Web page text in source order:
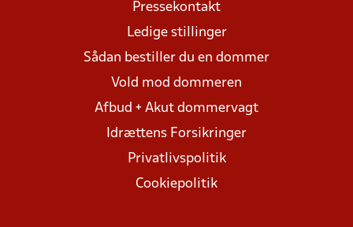
Pressekontakt
Ledige stillinger
Sådan bestiller du en dommer
Vold mod dommeren
Afbud + Akut dommervagt
Idrættens Forsikringer
Privatlivspolitik
Cookiepolitik